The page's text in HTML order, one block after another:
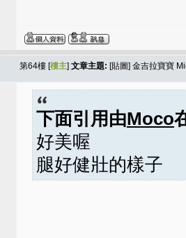
第64樓 [樓主] 文章主題: [貼圖] 金吉拉寶寶
下面引用由Moco
好美喔
腿好健壯的樣子